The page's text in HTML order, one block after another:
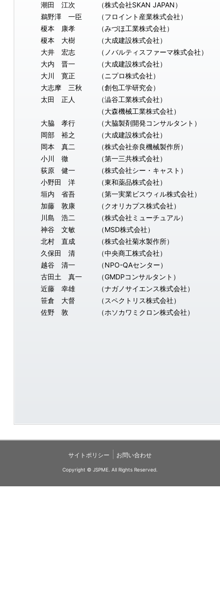
潮田 江次
鵜野澤 一臣
榎本 康孝
榎本 大樹
大井 宏志
大内 晋一
大川 寛正
大志摩 三秋
太田 正人
大脇 孝行
岡部 裕之
岡本 真二
小川 徹
荻原 健一
小野田 洋
垣内 省吾
加藤 敦康
川島 浩二
神谷 文敏
北村 直成
久保田 清
越谷 清一
古田土 真一
近藤 幸雄
笹倉 大督
佐野 敦
（株式会社SKAN JAPAN）
（フロイント産業株式会社）
（みづほ工業株式会社）
（大成建設株式会社）
（ノバルティスファーマ株式会社）
（大成建設株式会社）
（ニプロ株式会社）
（創包工学研究会）
（澁谷工業株式会社）
（大森機械工業株式会社）
（大脇製剤開発コンサルタント）
（大成建設株式会社）
（株式会社奈良機械製作所）
（第一三共株式会社）
（株式会社シー・キャスト）
（東和薬品株式会社）
（第一実業ビスウィル株式会社）
（クオリカプス株式会社）
（株式会社ミューチュアル）
（MSD株式会社）
（株式会社菊水製作所）
（中央商工株式会社）
（NPO-QAセンター）
（GMDPコンサルタント）
（ナガノサイエンス株式会社）
（スペクトリス株式会社）
（ホソカワミクロン株式会社）
サイトポリシー お問い合わせ
Copyright © JSPME. All Rights Reserved.